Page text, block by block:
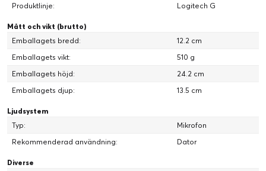
LIGHTSYNC för att möjliggöra anpassade belysningseffekter,
belysa ditt spelrum och ge liv åt din stream.
Produktlinje:
Logitech G
Mått och vikt (brutto)
Emballagets bredd:
12.2 cm
Emballagets vikt:
510 g
Emballagets höjd:
24.2 cm
Emballagets djup:
13.5 cm
Ljudsystem
Typ:
Mikrofon
Rekommenderad användning:
Dator
Diverse